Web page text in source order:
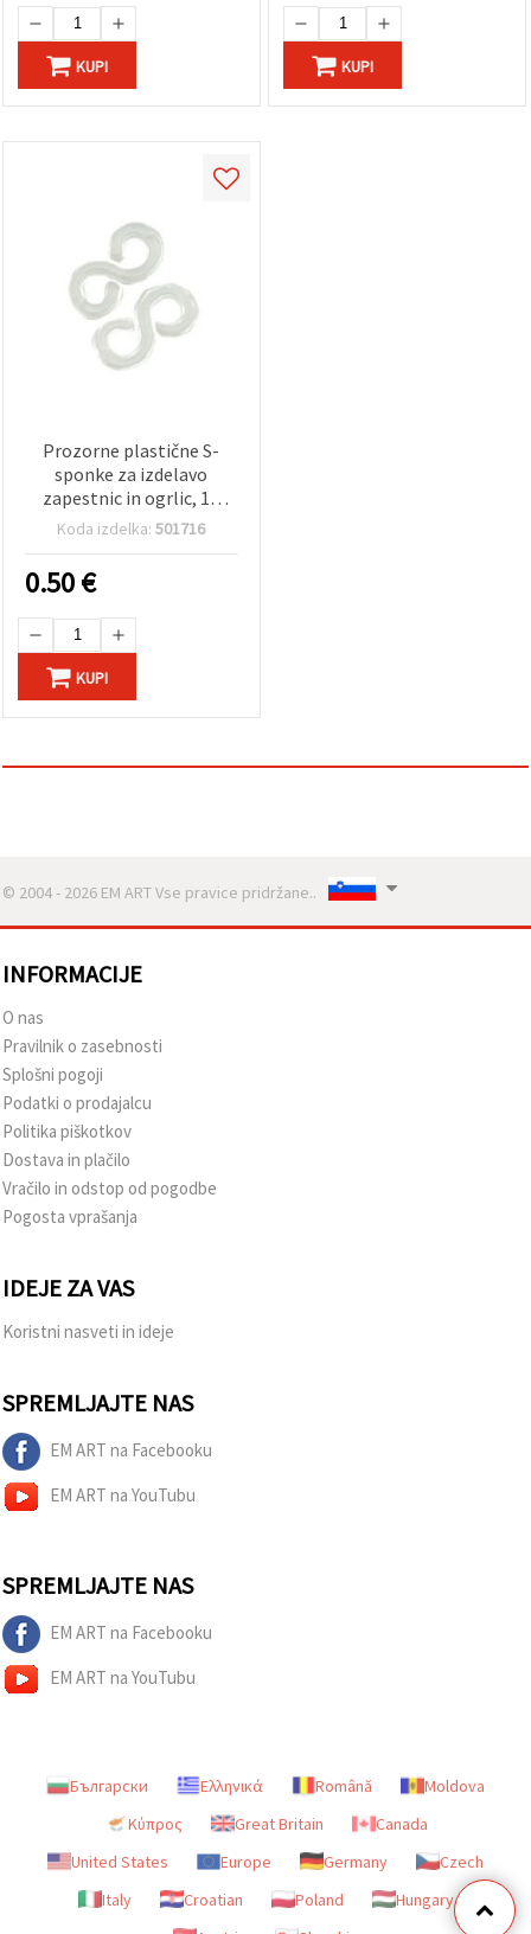
KUPI KUPI
Prozorne plastične S-
sponke za izdelavo
zapestnic in ogrlic, 13
mm – paket 50 kosov
Koda izdelka:501716
0.50€
KUPI
© 2004 - 2026 EM ART Vse pravice pridržane..
INFORMACIJE
O nas
Pravilnik o zasebnosti
Splošni pogoji
Podatki o prodajalcu
Politika piškotkov
Dostava in plačilo
Vračilo in odstop od pogodbe
Pogosta vprašanja
IDEJE ZA VAS
Koristni nasveti in ideje
SPREMLJAJTE NAS
EM ART na Facebooku
EM ART na YouTubu
SPREMLJAJTE NAS
EM ART na Facebooku
EM ART na YouTubu
Български Ελληνικά Română
Moldova
Κύπρος
Great Britain
Canada
United States
Europe Germany
Czech
Italy
Croatian Poland
Hungary